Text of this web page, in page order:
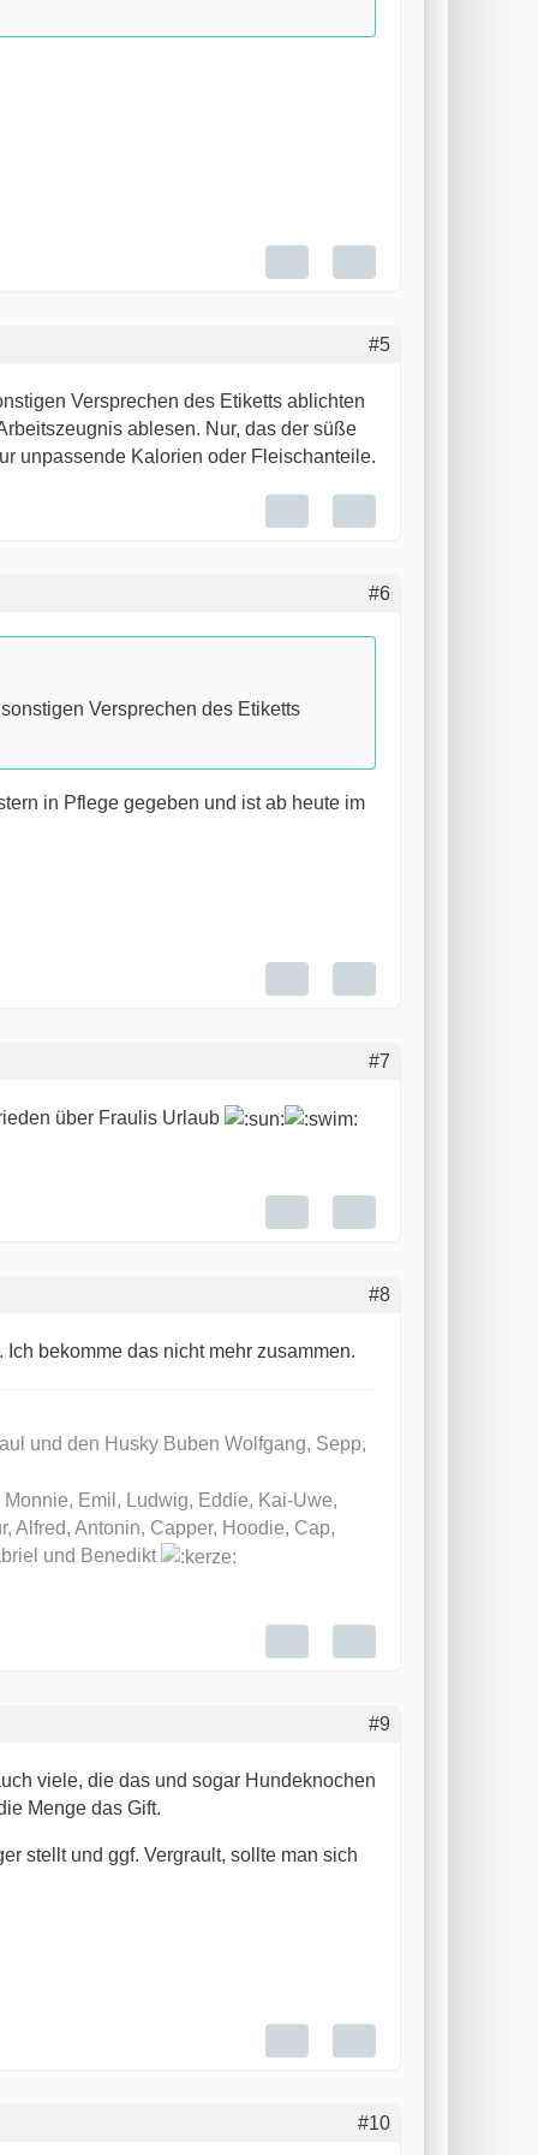
#5
Versprechen des Etiketts ablichten
ablesen. Nur, das der süße
unpassende Kalorien oder Fleischanteile.
#6
Versprechen des Etiketts
in Pflege gegeben und ist ab heute im
#7
über Fraulis Urlaub
#8
bekomme das nicht mehr zusammen.
und den Husky Buben Wolfgang, Sepp,
Emil, Ludwig, Eddie, Kai-Uwe,
Alfred, Antonin, Capper, Hoodie, Cap,
und Benedikt
#9
viele, die das und sogar Hundeknochen
Menge das Gift.
stellt und ggf. Vergrault, sollte man sich
#10